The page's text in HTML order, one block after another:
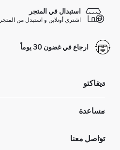
استبدال في المتجر
اشتري أونلاين و استبدل من المتجر
ارجاع في غضون 30 يوماً
ديفاكتو
تعرف علينا
GIFT CLUB
مساعدة
عمليات الارجاع و الاستبدال السهلة
تواصل معنا